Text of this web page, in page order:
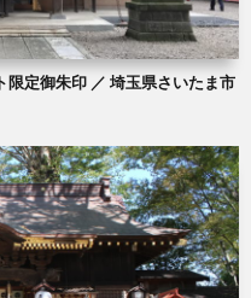
定御朱印 ／ 埼玉県さいたま市